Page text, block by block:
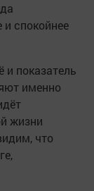
спокойнее
показатель
именно
жизни
что